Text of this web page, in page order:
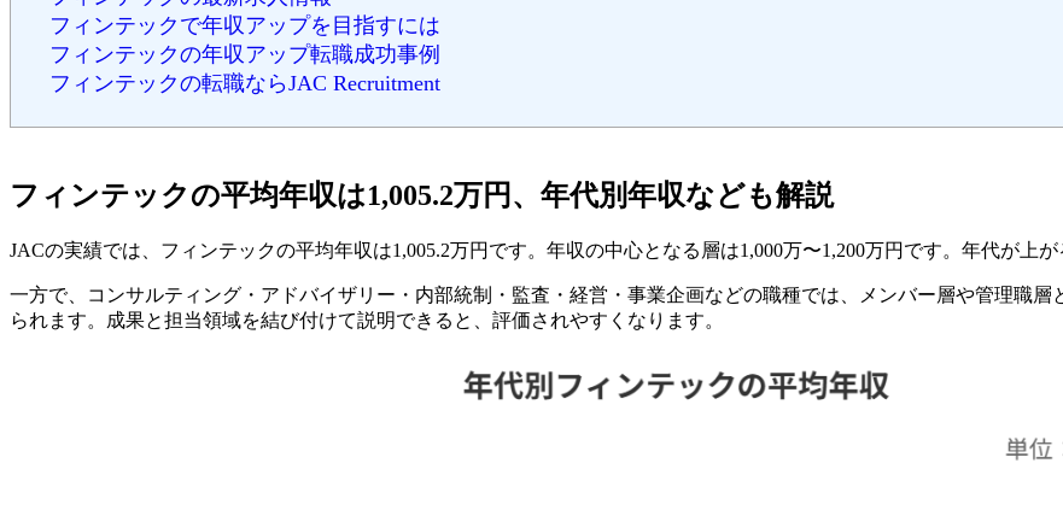
フィンテックで年収アップを目指すには
フィンテックの年収アップ転職成功事例
フィンテックの転職ならJAC Recruitment
フィンテックの平均年収は1,005.2万円、年代別年収なども解説
JACの実績では、フィンテックの平均年収は1,005.2万円です。年収の中心となる層は1,000万〜1,200万円です。年代が上
一方で、コンサルティング・アドバイザリー・内部統制・監査・経営・事業企画などの職種では、メンバー層や管理職
られます。成果と担当領域を結び付けて説明できると、評価されやすくなります。